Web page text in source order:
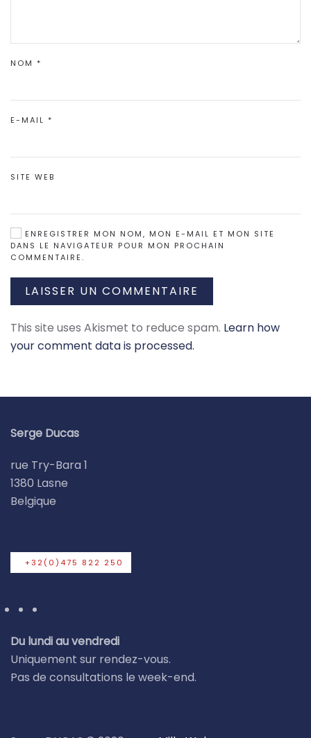
NOM *
E-MAIL *
SITE WEB
ENREGISTRER MON NOM, MON E-MAIL ET MON SITE
DANS LE NAVIGATEUR POUR MON PROCHAIN
COMMENTAIRE.
LAISSER UN COMMENTAIRE
This site uses Akismet to reduce spam. Learn how
your comment data is processed.
Serge Ducas
rue Try-Bara 1
1380 Lasne
Belgique
+32(0)475 822 250
Du lundi au vendredi
Uniquement sur rendez-vous.
Pas de consultations le week-end.